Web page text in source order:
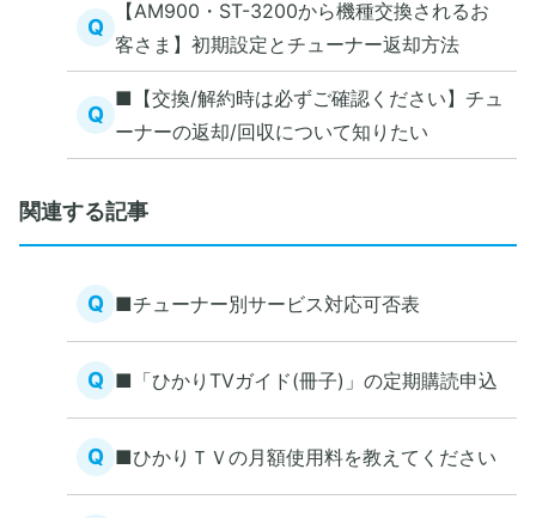
Q
【AM900・ST-3200から機種交換されるお
客さま】初期設定とチューナー返却方法
Q
■【交換/解約時は必ずご確認ください】チュ
ーナーの返却/回収について知りたい
関連する記事
Q ■チューナー別サービス対応可否表
Q ■「ひかりTVガイド(冊子)」の定期購読申込
Q ■ひかりＴＶの月額使用料を教えてください